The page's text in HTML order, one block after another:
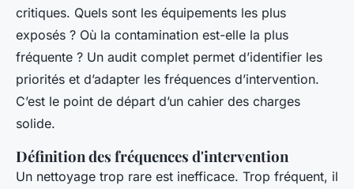
critiques. Quels sont les équipements les plus
exposés ? Où la contamination est-elle la plus
fréquente ? Un audit complet permet d’identifier les
priorités et d’adapter les fréquences d’intervention.
C’est le point de départ d’un cahier des charges
solide.
Définition des fréquences d'intervention
Un nettoyage trop rare est inefficace. Trop fréquent, il